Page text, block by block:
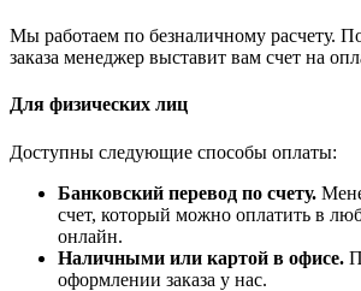
Мы работаем по безналичному расчету.
заказа менеджер выставит вам счет на
Для физических лиц
Доступны следующие способы оплаты:
Банковский перевод по счету.
счет, который можно оплатить в
онлайн.
Наличными или картой в офисе.
оформлении заказа у нас.